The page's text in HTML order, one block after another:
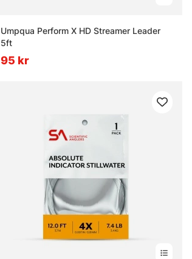
Umpqua Perform X HD Streamer Leader
5ft
95 kr